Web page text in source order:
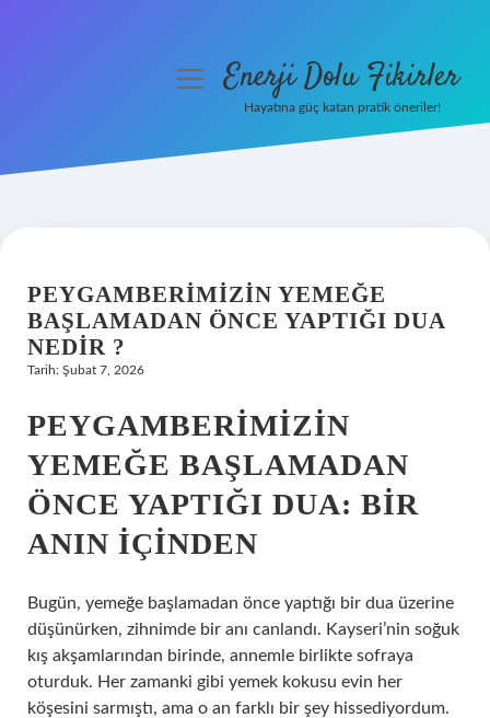
Hakkımızda
menüyüEnerji Dolu Fikirler
Hayatına güç katan pratik öneriler!
PEYGAMBERIMIZIN YEMEĞE
BAŞLAMADAN ÖNCE YAPTIĞI DUA
NEDIR ?
Tarih: Şubat 7, 2026
PEYGAMBERIMIZIN
YEMEĞE BAŞLAMADAN
ÖNCE YAPTIĞI DUA: BIR
ANIN İÇINDEN
Bugün, yemeğe başlamadan önce yaptığı bir dua üzerine
düşünürken, zihnimde bir anı canlandı. Kayseri’nin soğuk
kış akşamlarından birinde, annemle birlikte sofraya
oturduk. Her zamanki gibi yemek kokusu evin her
köşesini sarmıştı, ama o an farklı bir şey hissediyordum.